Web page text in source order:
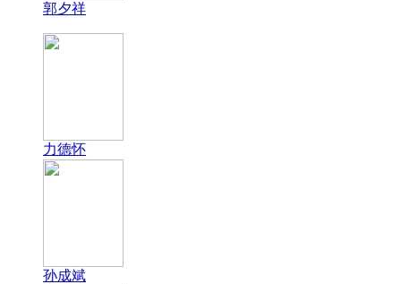
郭夕祥
力德怀
孙成斌